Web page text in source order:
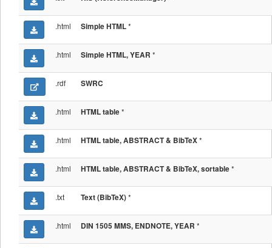
.html Simple HTML*
.html Simple HTML, YEAR *
.rdf SWRC
.html HTML table*
.html HTML table, ABSTRACT & BibTeX*
.html HTML table, ABSTRACT & BibTeX, sortable*
.txt Text (BibTeX)*
.html DIN 1505 MMS, ENDNOTE, YEAR *